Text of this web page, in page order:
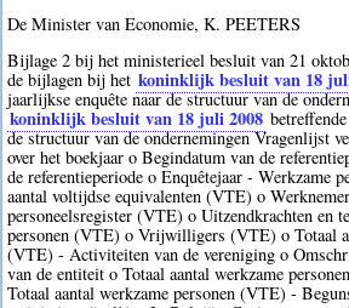
De Minister van Economie, K. PEETERS
Bijlage 2 bij het ministerieel besluit van 21
de bijlagen bij het koninklijk besluit van 18
jaarlijkse enquête naar de structuur van de
koninklijk besluit van 18 juli 2008
de structuur van de ondernemingen Vragenlijst
over het boekjaar o Begindatum van de
de referentieperiode o Enquêtejaar - Werkzame
aantal voltijdse equivalenten (VTE) o
personeelsregister (VTE) o Uitzendkrachten en
personen (VTE) o Vrijwilligers (VTE) o Totaal
(VTE) - Activiteiten van de vereniging o
van de entiteit o Totaal aantal werkzame
Totaal aantal werkzame personen (VTE) -